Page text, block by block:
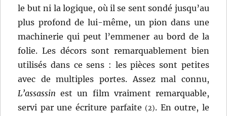
le but ni la logique, où il se sent sondé jusqu’au
plus profond de lui-même, un pion dans une
machinerie qui peut l’emmener au bord de la
folie. Les décors sont remarquablement bien
utilisés dans ce sens : les pièces sont petites
avec de multiples portes. Assez mal connu,
L’assassin est un film vraiment remarquable,
servi par une écriture parfaite(2). En outre, le